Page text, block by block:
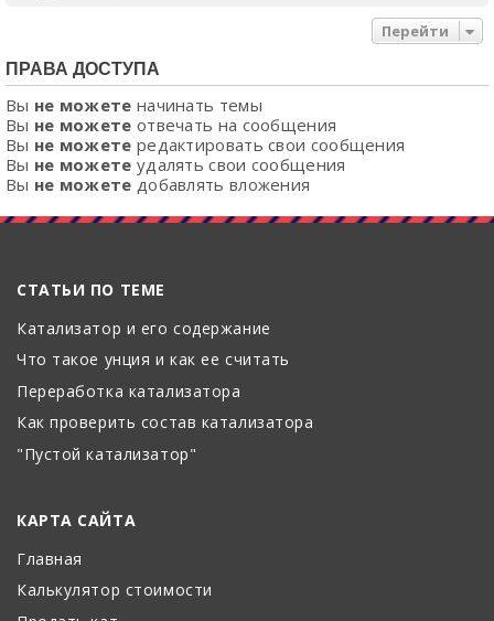
Перейти
ПРАВА ДОСТУПА
Вы не можете начинать темы
Вы не можете отвечать на сообщения
Вы не можете редактировать свои сообщения
Вы не можете удалять свои сообщения
Вы не можете добавлять вложения
СТАТЬИ ПО ТЕМЕ
Катализатор и его содержание
Что такое унция и как ее считать
Переработка катализатора
Как проверить состав катализатора
"Пустой катализатор"
КАРТА САЙТА
Главная
Калькулятор стоимости